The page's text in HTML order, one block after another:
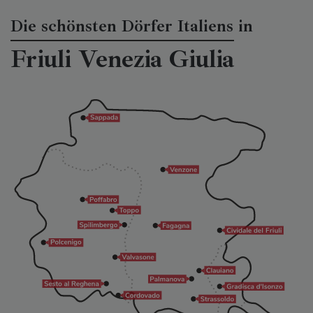
Die schönsten Dörfer Italiens in
Friuli Venezia Giulia